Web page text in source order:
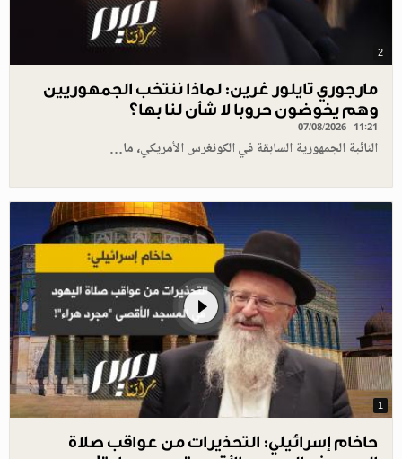
2
مارجوري تايلور غرين: لماذا ننتخب الجمهوريين
وهم يخوضون حروبا لا شأن لنا بها؟
07/08/2026 - 11:21
النائبة الجمهورية السابقة في الكونغرس الأمريكي، ما…
1
حاخام إسرائيلي: التحذيرات من عواقب صلاة